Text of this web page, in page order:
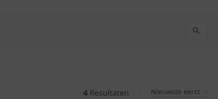
4 Resultaten Nieuwste eerst